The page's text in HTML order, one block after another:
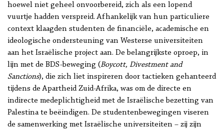
hoewel niet geheel onvoorbereid, zich als een lopend
vuurtje hadden verspreid. Afhankelijk van hun particuliere
context klaagden studenten de financiële, academische en
ideologische ondersteuning van Westerse universiteiten
aan het Israëlische project aan. De belangrijkste oproep, in
lijn met de BDS-beweging (Boycott, Divestment and
Sanctions), die zich liet inspireren door tactieken gehanteerd
tijdens de Apartheid Zuid-Afrika, was om de directe en
indirecte medeplichtigheid met de Israëlische bezetting van
Palestina te beëindigen. De studentenbewegingen viseren
de samenwerking met Israëlische universiteiten – zij zijn